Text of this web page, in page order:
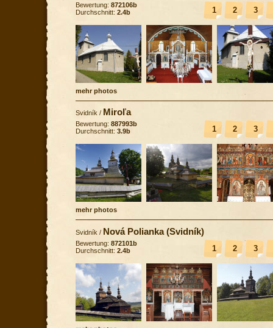
1 2 3
Bewertung: 872106b
Durchschnitt: 2.4b
mehr photos
Svidník / Miroľa
1 2 3
Bewertung: 887993b
Durchschnitt: 3.9b
mehr photos
Svidník / Nová Polianka (Svidník)
1 2 3
Bewertung: 872101b
Durchschnitt: 2.4b